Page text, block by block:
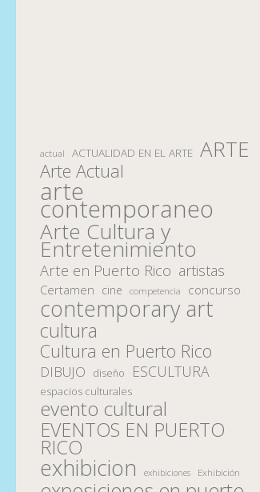
actual ACTUALIDAD EN EL ARTE ARTE
Arte Actual
arte
contemporaneo
Arte Cultura y
Entretenimiento
Arte en Puerto Rico artistas
Certamen cine competencia concurso
contemporary art
cultura
Cultura en Puerto Rico
DIBUJO diseño ESCULTURA
espacios culturales
evento cultural
EVENTOS EN PUERTO
RICO
exhibicion exhibiciones Exhibición